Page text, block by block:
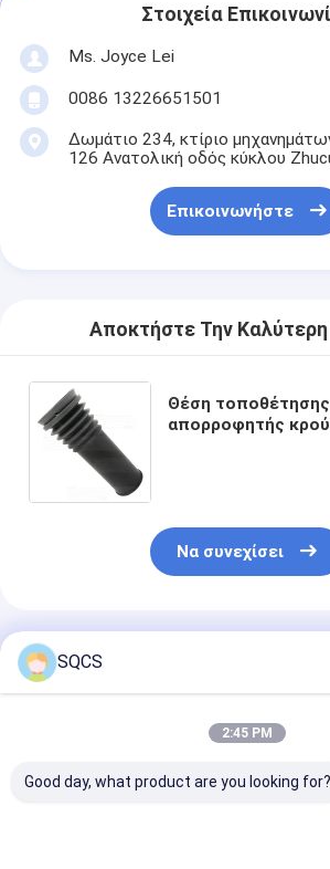
Στοιχεία
Ms. Joyce Lei
0086 13226651501
Δωμάτιο 234, κτίριο
126 Ανατολική οδός κύκλου
Επικοινωνήστε
Αποκτήστε Την Καλύτερη
Θέση
απορροφητής
Να συνεχίσει
Συνιστώμενα Προϊόντα
SQCS
2:45 PM
Good day, what product are you looking for?